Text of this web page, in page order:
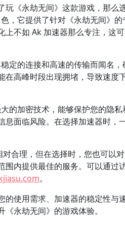
《永劫无间》这款游戏，那么
，它提供了针对《永劫无间》
不如 Ak 加速器那么专注，这
定的连接和高速的传输而闻名
高峰时段出现拥堵，导致速度
的加密技术，能够保护您的隐
面临风险。在选择加速器时，
合理，但在选择时，您也可以
内提供最佳的服务。可以通过
。
使用需求、加速器的稳定性与
永劫无间》的游戏体验。